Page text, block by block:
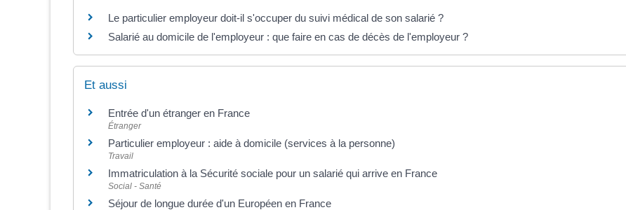
Le particulier employeur doit-il s'occuper du suivi médical de son salarié ?
Salarié au domicile de l'employeur : que faire en cas de décès de l'employeur ?
Et aussi
Entrée d'un étranger en France
Étranger
Particulier employeur : aide à domicile (services à la personne)
Travail
Immatriculation à la Sécurité sociale pour un salarié qui arrive en France
Social - Santé
Séjour de longue durée d'un Européen en France